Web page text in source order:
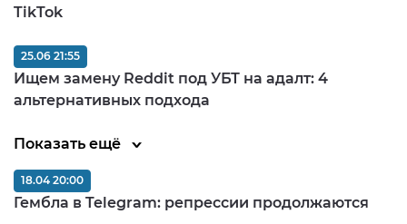
TikTok
Ищем замену Reddit под УБТ на адалт: 4
альтернативных подхода
25.06 21:55
Показать ещё
Гембла в Telegram: репрессии продолжаются
18.04 20:00